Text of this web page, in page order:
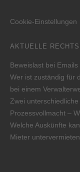
Cookie-Einstellungen
AKTUELLE
Beweislast bei Emails
Wer ist zuständig für
bei einem
Zwei
Prozessvollmacht –
Welche Auskünfte
Mieter